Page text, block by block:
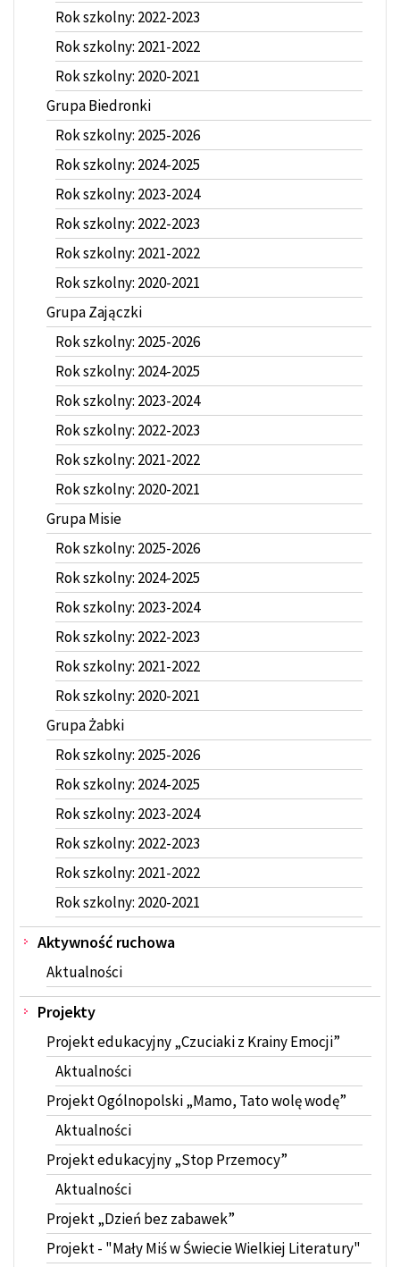
Rok szkolny: 2022-2023
Rok szkolny: 2021-2022
Rok szkolny: 2020-2021
Grupa Biedronki
Rok szkolny: 2025-2026
Rok szkolny: 2024-2025
Rok szkolny: 2023-2024
Rok szkolny: 2022-2023
Rok szkolny: 2021-2022
Rok szkolny: 2020-2021
Grupa Zajączki
Rok szkolny: 2025-2026
Rok szkolny: 2024-2025
Rok szkolny: 2023-2024
Rok szkolny: 2022-2023
Rok szkolny: 2021-2022
Rok szkolny: 2020-2021
Grupa Misie
Rok szkolny: 2025-2026
Rok szkolny: 2024-2025
Rok szkolny: 2023-2024
Rok szkolny: 2022-2023
Rok szkolny: 2021-2022
Rok szkolny: 2020-2021
Grupa Żabki
Rok szkolny: 2025-2026
Rok szkolny: 2024-2025
Rok szkolny: 2023-2024
Rok szkolny: 2022-2023
Rok szkolny: 2021-2022
Rok szkolny: 2020-2021
Aktywność ruchowa
Aktualności
Projekty
Projekt edukacyjny „Czuciaki z Krainy Emocji”
Aktualności
Projekt Ogólnopolski „Mamo, Tato wolę wodę”
Aktualności
Projekt edukacyjny „Stop Przemocy”
Aktualności
Projekt „Dzień bez zabawek”
Projekt - "Mały Miś w Świecie Wielkiej Literatury"